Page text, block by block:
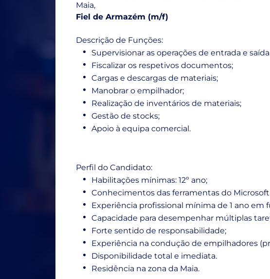
Maia,
Fiel de Armazém (m/f)
Descrição de Funções:
Supervisionar as operações de entrada e
Fiscalizar os respetivos documentos;
Cargas e descargas de materiais;
Manobrar o empilhador;
Realização de inventários de materiais;
Gestão de stocks;
Apoio à equipa comercial.
Perfil do Candidato:
Habilitações mínimas: 12º ano;
Conhecimentos das ferramentas do
Experiência profissional mínima de 1 ano em
Capacidade para desempenhar múltiplas
Forte sentido de responsabilidade;
Experiência na condução de empilhadores
Disponibilidade total e imediata.
Residência na zona da Maia.